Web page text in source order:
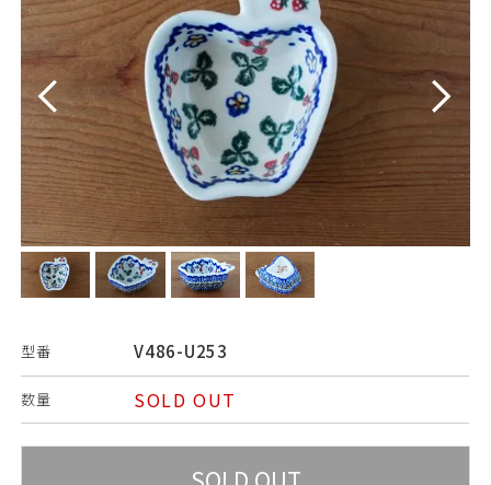
型番 V486-U253
数量 SOLD OUT